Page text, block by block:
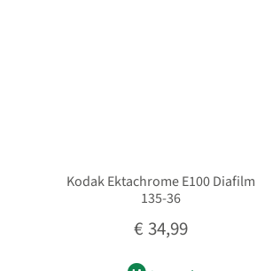
Kodak Ektachrome E100 Diafilm
135-36
€ 34,99